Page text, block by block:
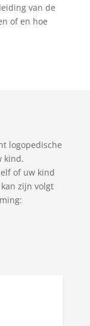
van de
of en hoe
logopedische
kind.
of uw kind
zijn volgt